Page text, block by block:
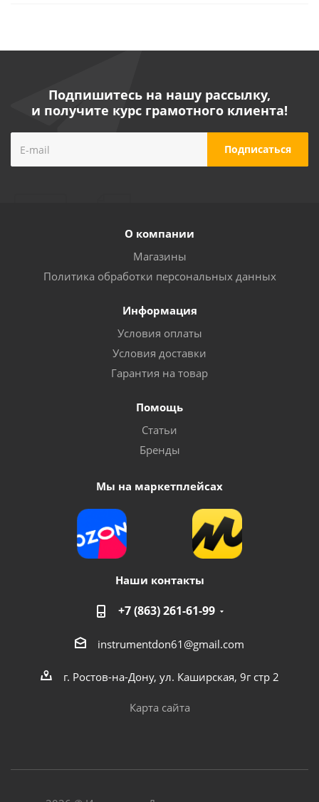
Подпишитесь на нашу рассылку,
и получите курс грамотного клиента!
О компании
Магазины
Политика обработки персональных данных
Информация
Условия оплаты
Условия доставки
Гарантия на товар
Помощь
Статьи
Бренды
Мы на маркетплейсах
Наши контакты
+7 (863) 261-61-99
instrumentdon61@gmail.com
г. Ростов-на-Дону, ул. Каширская, 9г стр 2
Карта сайта